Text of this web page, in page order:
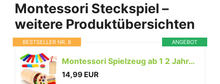
Montessori Steckspiel –
weitere Produktübersichten
ANGEBOT
BESTSELLER NR. 8
Montessori Spielzeug ab 1 2 Jahr, Spielzeug ab 1 2 Jahre Farbe Sortierspiel
14,99 EUR